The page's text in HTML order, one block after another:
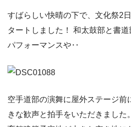
すばらしい快晴の下で、文化祭2
タートしました！ 和太鼓部と書
パフォーマンスや‥
空手道部の演舞に屋外ステージ前
きな歓声と拍手をいただきました